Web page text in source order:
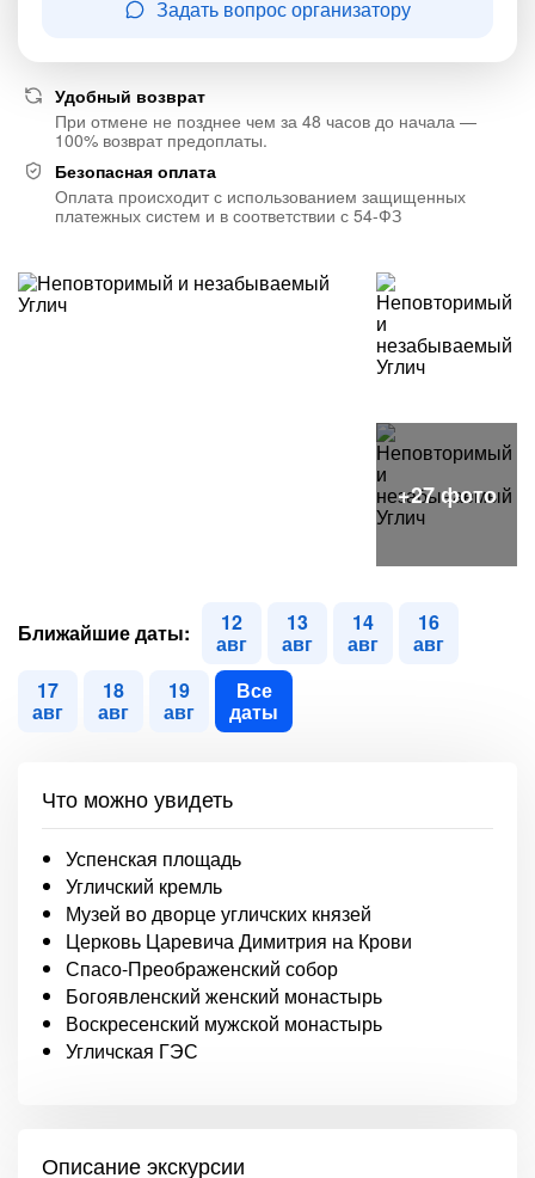
Задать вопрос организатору
Удобный возврат
При отмене не позднее чем за 48 часов до начала —
100% возврат предоплаты.
Безопасная оплата
Оплата происходит с использованием защищенных
платежных систем и в соответствии с 54-ФЗ
Ближайшие даты: 12
авг
13
авг
14
авг
16
авг
17
авг
18
авг
19
авг
Все
даты
Что можно увидеть
Успенская площадь
Угличский кремль
Музей во дворце угличских князей
Церковь Царевича Димитрия на Крови
Спасо-Преображенский собор
Богоявленский женский монастырь
Воскресенский мужской монастырь
Угличская ГЭС
Описание экскурсии